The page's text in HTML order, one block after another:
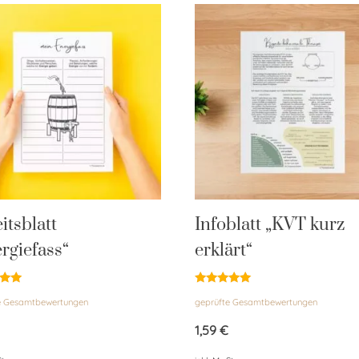
Infoblatt „KVT kurz
erklärt“
mit
von 5
geprüfte Gesamtbewertungen
1,59 €